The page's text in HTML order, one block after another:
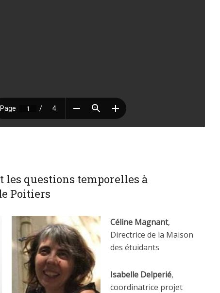
les questions temporelles à
Poitiers
Céline Magnant,
Directrice de la Maison
des étuidants
Isabelle Delperié,
coordinatrice projet